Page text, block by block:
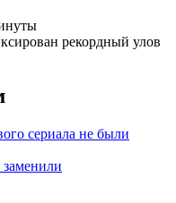
рекордный улов
сериала не были